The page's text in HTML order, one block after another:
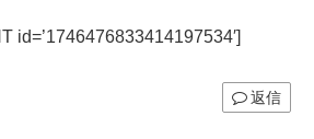
id=’1746476833414197534′]
返信